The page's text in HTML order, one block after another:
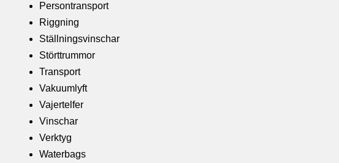
Persontransport
Riggning
Ställningsvinschar
Störttrummor
Transport
Vakuumlyft
Vajertelfer
Vinschar
Verktyg
Waterbags